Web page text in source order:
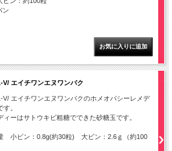
ン
V/ エイチワンエヌワンバク
V/ エイチワンエヌワンバクのホメオパシーレメデ
す。
ィーはサトウキビ粗糖でできた砂糖玉です。
小ビン：0.8g(約30粒) 大ビン：2.6ｇ（約100